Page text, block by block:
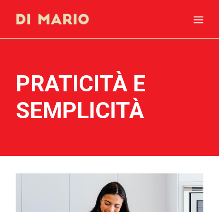
SHOP
INGREDIENTI
PRODUZIONE
RICERCA
CARRELLO
PRATICITÀ E
SEMPLICITÀ